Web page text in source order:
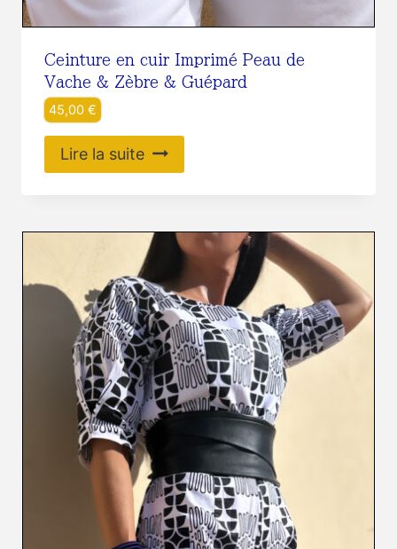
Ceinture en cuir Imprimé Peau de
Vache & Zèbre & Guépard
45,00 €
Lire la suite